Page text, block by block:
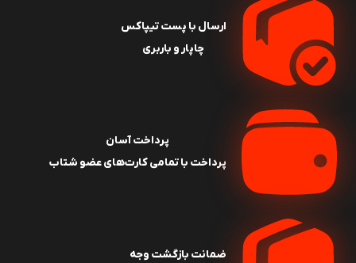
ارسال با پست تیپاکس
چاپار و باربری
پرداخت آسان
پرداخت با تمامی کارت‌های عضو شتاب
ضمانت بازگشت وجه